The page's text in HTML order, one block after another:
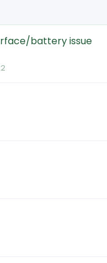
battery issue